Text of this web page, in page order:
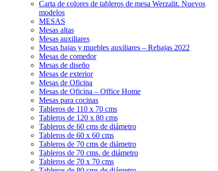
Carta de colores de tableros de mesa Werzalit. Nuevos
modelos
MESAS
Mesas altas
Mesas auxiliares
Mesas bajas y muebles auxiliares – Rebajas 2022
Mesas de comedor
Mesas de diseño
Mesas de exterior
Mesas de Oficina
Mesas de Oficina – Office Home
Mesas para cocinas
Tableros de 110 x 70 cms
Tableros de 120 x 80 cms
Tableros de 60 cms de diámetro
Tableros de 60 x 60 cms
Tableros de 70 cms de diámetro
Tableros de 70 cms. de diámetro
Tableros de 70 x 70 cms